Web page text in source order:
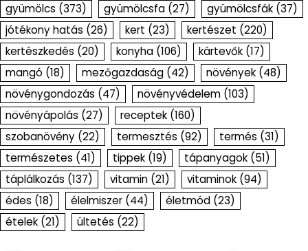
gyümölcs (373) gyümölcsfa (27) gyümölcsfák (37)
jótékony hatás (26) kert (23) kertészet (220)
kertészkedés (20) konyha (106) kártevők (17)
mangó (18) mezőgazdaság (42) növények (48)
növénygondozás (47) növényvédelem (103)
növényápolás (27) receptek (160)
szobanövény (22) termesztés (92) termés (31)
természetes (41) tippek (19) tápanyagok (51)
táplálkozás (137) vitamin (21) vitaminok (94)
édes (18) élelmiszer (44) életmód (23)
ételek (21) ültetés (22)